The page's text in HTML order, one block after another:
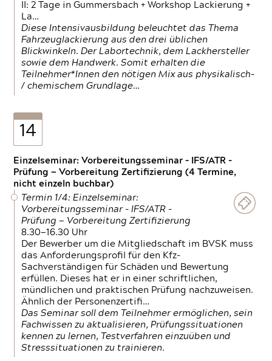
II: 2 Tage in Gummersbach + Workshop Lackierung +
La…
Diese Intensivausbildung beleuchtet das Thema
Fahrzeuglackierung aus den drei üblichen
Blickwinkeln. Der Labortechnik, dem Lackhersteller
sowie dem Handwerk. Somit erhalten die
Teilnehmer*Innen den nötigen Mix aus physikalisch-
/ chemischem Grundlage…
14
Einzelseminar: Vorbereitungsseminar - IFS/ATR -
Prüfung — Vorbereitung Zertifizierung (4 Termine,
nicht einzeln buchbar)
Termin 1/4: Einzelseminar:
Vorbereitungsseminar - IFS/ATR -
Prüfung — Vorbereitung Zertifizierung
8.30—16.30 Uhr
Der Bewerber um die Mitgliedschaft im BVSK muss
das Anforderungsprofil für den Kfz-
Sachverständigen für Schäden und Bewertung
erfüllen. Dieses hat er in einer schriftlichen,
mündlichen und praktischen Prüfung nachzuweisen.
Ähnlich der Personenzertifi…
Das Seminar soll dem Teilnehmer ermöglichen, sein
Fachwissen zu aktualisieren, Prüfungssituationen
kennen zu lernen, Testverfahren einzuüben und
Stresssituationen zu trainieren.